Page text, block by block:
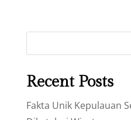
Recent Posts
Fakta Unik Kepulauan